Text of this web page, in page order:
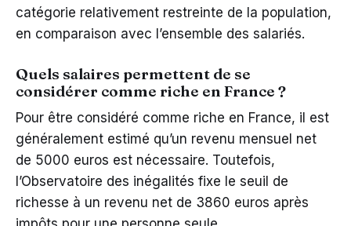
catégorie relativement restreinte de la population,
en comparaison avec l’ensemble des salariés.
Quels salaires permettent de se
considérer comme riche en France ?
Pour être considéré comme riche en France, il est
généralement estimé qu’un revenu mensuel net
de 5000 euros est nécessaire. Toutefois,
l’Observatoire des inégalités fixe le seuil de
richesse à un revenu net de 3860 euros après